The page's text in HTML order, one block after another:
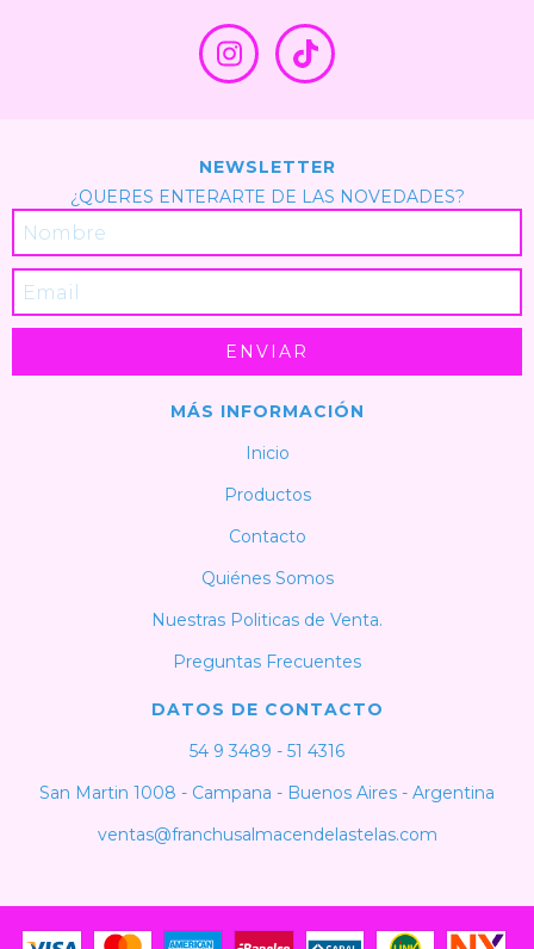
NEWSLETTER
¿QUERES ENTERARTE DE LAS NOVEDADES?
MÁS INFORMACIÓN
Inicio
Productos
Contacto
Quiénes Somos
Nuestras Politicas de Venta.
Preguntas Frecuentes
DATOS DE CONTACTO
54 9 3489 - 51 4316
San Martin 1008 - Campana - Buenos Aires - Argentina
ventas@franchusalmacendelastelas.com